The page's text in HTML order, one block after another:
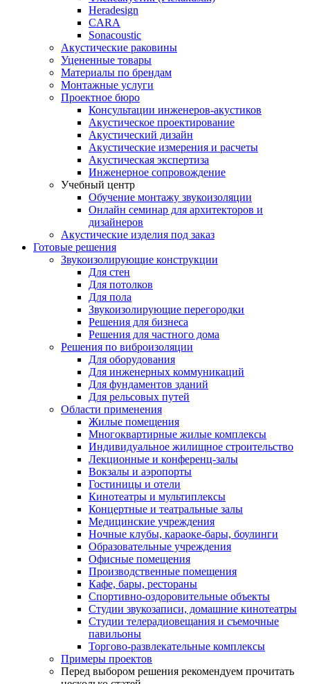
Heradesign
CARA
Sonacoustic
Акустические раковины
Уцененные товары
Материалы по брендам
Монтажные услуги
Проектное бюро
Консультации инженеров-акустиков
Акустическое проектирование
Акустический дизайн
Акустические измерения и расчеты
Акустическая экспертиза
Инженерное сопровождение
Учебный центр
Обучение монтажу звукоизоляции
Онлайн семинар для архитекторов и
дизайнеров
Акустические изделия под заказ
Готовые решения
Звукоизолирующие конструкции
Для стен
Для потолков
Для пола
Звукоизолирующие перегородки
Решения для бизнеса
Решения для частного дома
Решения по виброизоляции
Для оборудования
Для инженерных коммуникаций
Для фундаментов зданий
Для рельсовых путей
Области применения
Жилые помещения
Многоквартирные жилые комплексы
Индивидуальное жилищное строительство
Лекционные и конференц-залы
Вокзалы и аэропорты
Гостиницы и отели
Кинотеатры и мультиплексы
Концертные и театральные залы
Медицинские учреждения
Ночные клубы, караоке-бары, боулинги
Образовательные учреждения
Офисные помещения
Производственные помещения
Кафе, бары, рестораны
Спортивно-оздоровительные объекты
Студии звукозаписи, домашние кинотеатры
Студии телерадиовещания и съемочные
павильоны
Торгово-развлекательные комплексы
Примеры проектов
Перед выбором решения рекомендуем прочитать